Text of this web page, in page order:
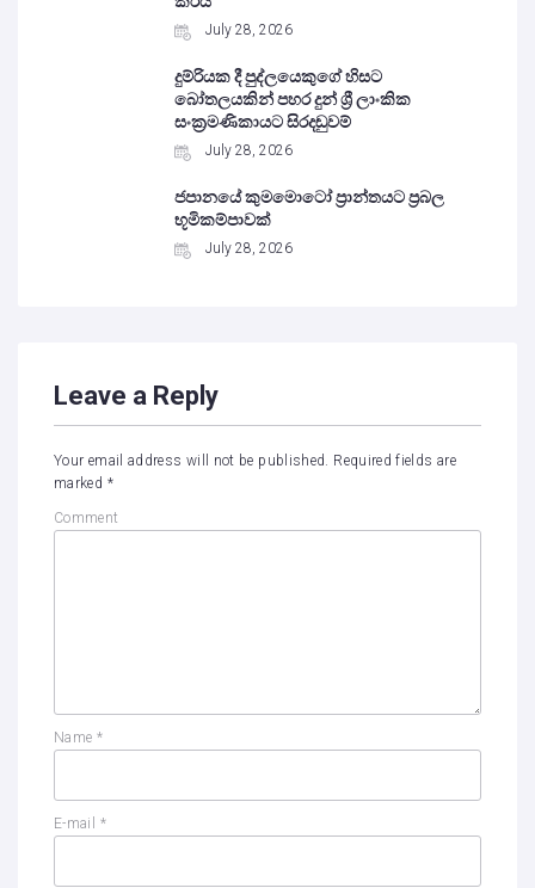
July 28, 2026
දුම්රියක දී පුද්ලයෙකුගේ හිසට
බෝතලයකින් පහර දුන් ශ්‍රී ලාංකික
සංක්‍රමණිකායට සිරදඬුවම්
July 28, 2026
ජපානයේ කුමමොටෝ ප්‍රාන්තයට ප්‍රබල
භූමිකම්පාවක්
July 28, 2026
Leave a Reply
Your email address will not be published. Required fields are
marked *
Comment
Name *
E-mail *